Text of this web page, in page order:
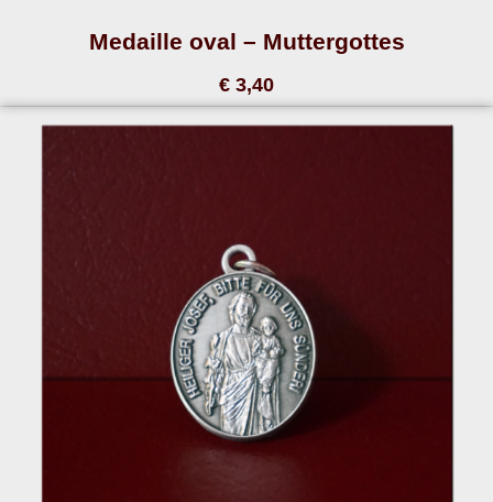
Medaille oval – Muttergottes
€ 3,40